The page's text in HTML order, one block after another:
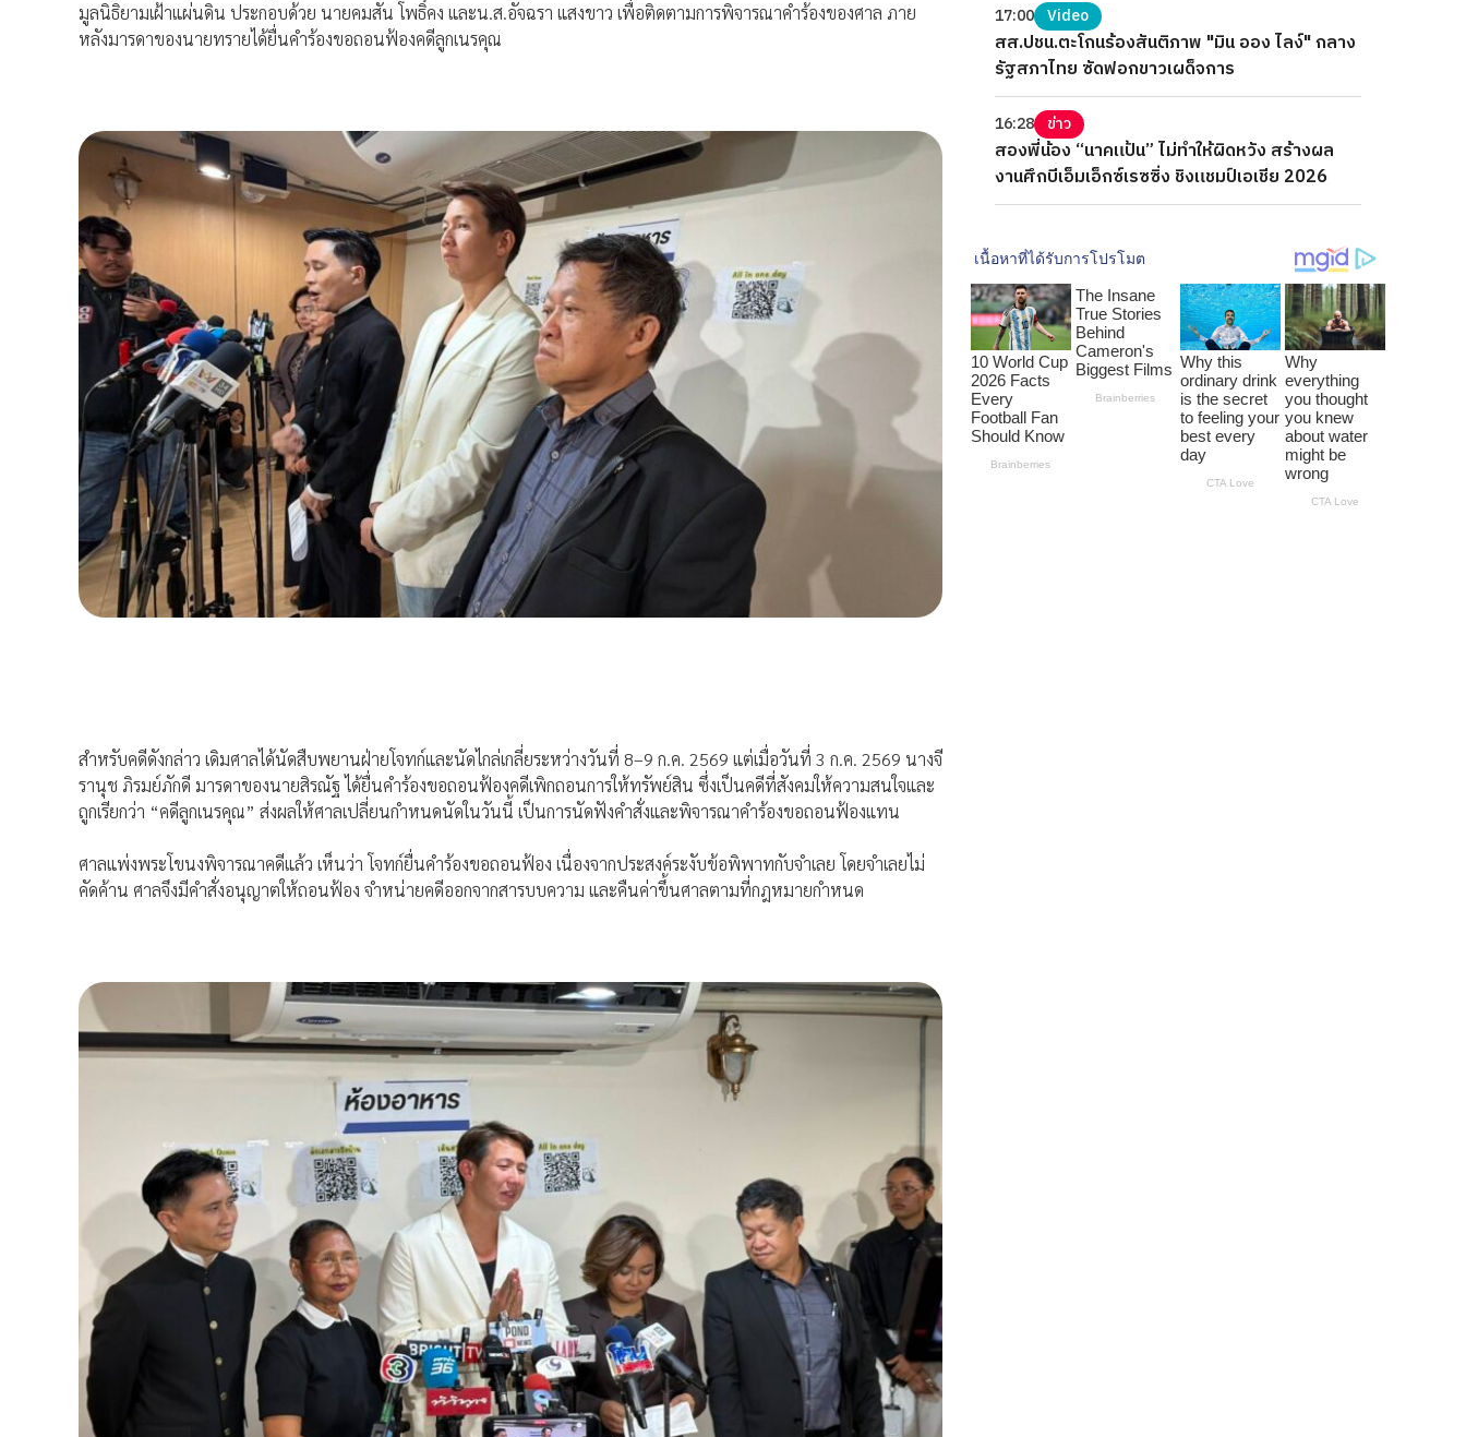
มูลนิธิยามเฝ้าแผ่นดิน ประกอบด้วย นายคมสัน โพธิ์คง และน.ส.อัจฉรา แสงขาว เพื่อติดตามการพิจารณาคำร้องของศาล ภาย
หลังมารดาของนายทรายได้ยื่นคำร้องขอถอนฟ้องคดีลูกเนรคุณ
สำหรับคดีดังกล่าว เดิมศาลได้นัดสืบพยานฝ่ายโจทก์และนัดไกล่เกลี่ยระหว่างวันที่ 8–9 ก.ค. 2569 แต่เมื่อวันที่ 3 ก.ค. 2569 นางจี
รานุช ภิรมย์ภักดี มารดาของนายสิรณัฐ ได้ยื่นคำร้องขอถอนฟ้องคดีเพิกถอนการให้ทรัพย์สิน ซึ่งเป็นคดีที่สังคมให้ความสนใจและ
ถูกเรียกว่า “คดีลูกเนรคุณ” ส่งผลให้ศาลเปลี่ยนกำหนดนัดในวันนี้ เป็นการนัดฟังคำสั่งและพิจารณาคำร้องขอถอนฟ้องแทน
ศาลแพ่งพระโขนงพิจารณาคดีแล้ว เห็นว่า โจทก์ยื่นคำร้องขอถอนฟ้อง เนื่องจากประสงค์ระงับข้อพิพาทกับจำเลย โดยจำเลยไม่
คัดค้าน ศาลจึงมีคำสั่งอนุญาตให้ถอนฟ้อง จำหน่ายคดีออกจากสารบบความ และคืนค่าขึ้นศาลตามที่กฎหมายกำหนด
17:00 Video
สส.ปชน.ตะโกนร้องสันติภาพ "มิน ออง ไลง์" กลาง
รัฐสภาไทย ซัดฟอกขาวเผด็จการ
16:28 ข่าว
สองพี่น้อง “นาคแป้น” ไม่ทำให้ผิดหวัง สร้างผล
งานศึกบีเอ็มเอ็กซ์เรซซิ่ง ชิงแชมป์เอเชีย 2026